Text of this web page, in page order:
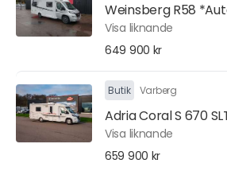
Weinsberg R58
Visa liknande
649 900 kr
Butik Varberg
Adria Coral S 670
Visa liknande
659 900 kr